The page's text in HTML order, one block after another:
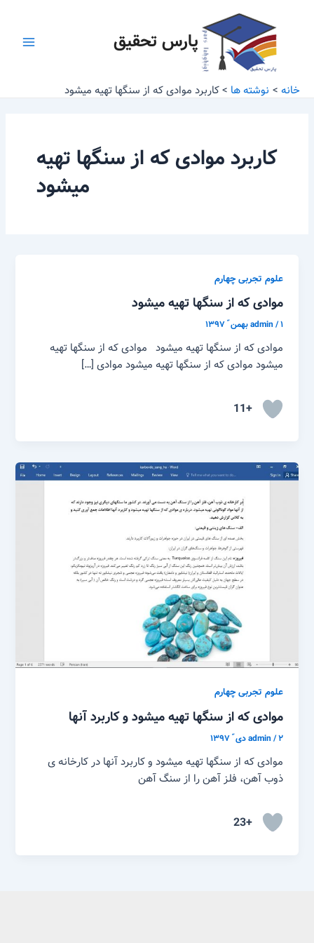
پارس تحقیق
خانه نوشته ها کاربرد موادی که از سنگها تهیه میشود
کاربرد موادی که از سنگها تهیه
میشود
علوم تجربی چهارم
موادی که از سنگها تهیه میشود
admin/۱ بهمن ّ ۱۳۹۷
موادی که از سنگها تهیه میشود موادی که از سنگها تهیه
میشود موادی که از سنگها تهیه میشود موادی […]
+11
علوم تجربی چهارم
موادی که از سنگها تهیه میشود و کاربرد آنها
admin/۲ دی ّ ۱۳۹۷
موادی که از سنگها تهیه میشود و کاربرد آنها در کارخانه ی
ذوب آهن، فلز آهن را از سنگ آهن
+23